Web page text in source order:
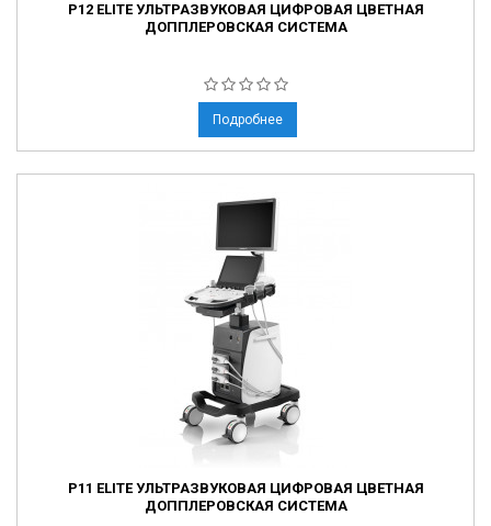
P12 ELITE УЛЬТРАЗВУКОВАЯ ЦИФРОВАЯ ЦВЕТНАЯ
ДОППЛЕРОВСКАЯ СИСТЕМА
Подробнее
P11 ELITE УЛЬТРАЗВУКОВАЯ ЦИФРОВАЯ ЦВЕТНАЯ
ДОППЛЕРОВСКАЯ СИСТЕМА